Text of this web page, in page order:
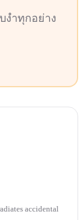
งำทุกอย่าง
accidental